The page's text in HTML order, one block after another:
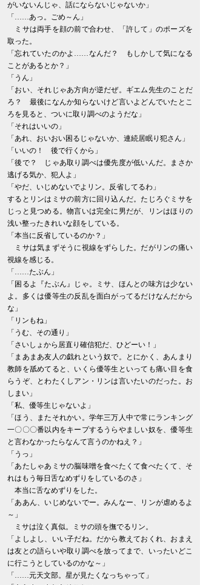
がいないんじゃ、話にならないじゃないか」
「……あっ。ごめ～ん」
ミサは両手を顔の前で合わせ、「許して」のポーズを
取った。
「忘れていたのかよ……なんだ？ もしかして気になる
ことがあるとか？」
「うん」
「おい、それじゃあ方向が逆だぜ。ギエム先生のことだ
ろ？ 最後になんか知らないけど言いよどんでいたとこ
ろを見ると、ついに取り調べのようだな」
「それはいいの」
「あれ、おいおい困るじゃないか、連続居眠り犯さん」
「いいの！ 後で行くから」
「後で？ じゃあ取り調べは優先度が低いんだ。まさか
逃げる気か、犯人よ」
「やだ、いじめないでよリン。反省してるわ」
するとリンはミサの前方に回り込んだ。たじろぐミサを
じっと見つめる。物言いは完全に男だが、リンはほりの
浅い整ったきれいな顔をしている。
「本当に反省しているのか？」
ミサは気まずそうに視線をずらした。だがリンの痛い
視線を感じる。
「……たぶん」
「困るよ『たぶん』じゃ。ミサ、ほんとの味方は少ない
よ。多くは優等生の反乱を面白がってるだけなんだから
な」
「リンもね」
「うむ、その通り」
「さいしょから居直り確信犯だ、ひどーい！」
「まあまあ友人の戯れという奴で。とにかく、あんまり
教師を舐めてると、いくら優等生といっても痛い目を食
らうぞ、とわたくしアン・リンは言いたいのだった。お
しまい」
「私、優等生じゃないよ」
「ほう、またそれかい。学年三万人中で常にランキング
一〇〇〇番以内をキープするうらやましい奴を、優等生
と言わなかったらなんて言うのかねえ？」
「うっ」
「あたしゃあミサの脳味噌を食べたくて食べたくて、そ
れはもう毎日舌なめずりをしているのさ」
本当に舌なめずりをした。
「ああん、いじめないでー。みんなー、リンが虐めるよ
～」
ミサは泣く真似。ミサの頭を撫でるリン。
「よしよし、いい子だね。だから教えておくれ、おまえ
は友との語らいや取り調べを放ってまで、いったいどこ
に行こうとしているのかな～」
「……元天文部。星が見たくなっちゃって」